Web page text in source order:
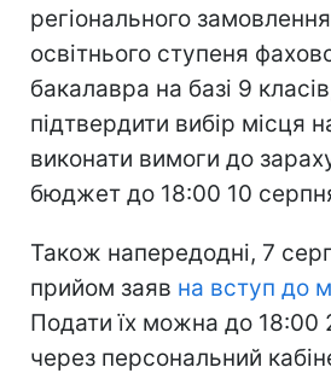
регіонального
освітнього ступеня
бакалавра на базі 9
підтвердити вибір місця
виконати вимоги до
бюджет до 18:00 10
Також напередодні, 7
прийом заяв на вступ до
Подати їх можна до 18:00
через персональний